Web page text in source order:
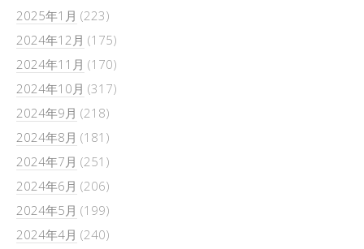
2025年1月 (223)
2024年12月 (175)
2024年11月 (170)
2024年10月 (317)
2024年9月 (218)
2024年8月 (181)
2024年7月 (251)
2024年6月 (206)
2024年5月 (199)
2024年4月 (240)